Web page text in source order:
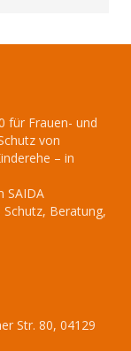
für Frauen- und
von
– in
SAIDA
Beratung,
Str. 80, 04129